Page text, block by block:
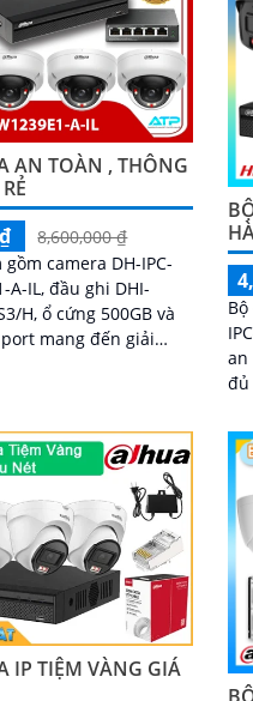
AN TOÀN , THÔNG
8,600,000 ₫
camera DH-IPC-
A-IL, đầu ghi DHI-
H, ổ cứng 500GB và
mang đến giải
an
đủ
khai
IP TIỆM VÀNG GIÁ